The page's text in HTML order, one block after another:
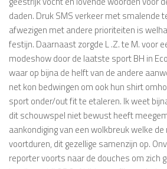
daden. Druk SMS verkeer met smalende
afwezigen met andere prioriteiten is
festijn. Daarnaast zorgde L .Z. te M. voor
modeshow door de laatste sport BH in
waar op bijna de helft van de andere
net kon bedwingen om ook hun shirt
sport onder/out fit te etaleren. Ik weet
dit schouwspel niet bewust heeft
aankondiging van een wolkbreuk welke
voortduren, dit gezellige samenzijn op.
reporter voorts naar de douches om zich